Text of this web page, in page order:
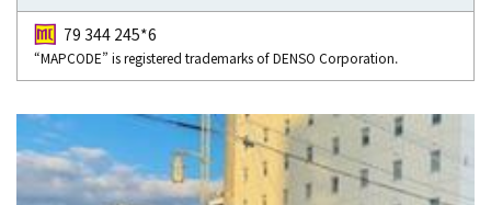
79 344 245*6
“MAPCODE” is registered trademarks of DENSO Corporation.